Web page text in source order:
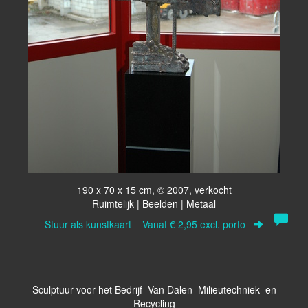
190 x 70 x 15 cm, © 2007, verkocht
Ruimtelijk | Beelden | Metaal
Stuur als kunstkaart Vanaf € 2,95 excl. porto
Sculptuur voor het Bedrijf Van Dalen Milieutechniek en
Recycling